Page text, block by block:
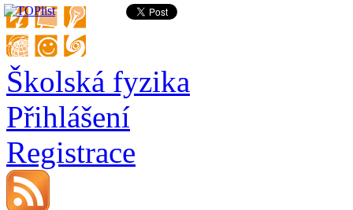
Školská fyzika
Přihlášení
Registrace